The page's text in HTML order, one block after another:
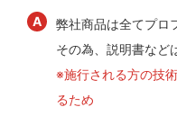
弊社商品は全てプロ
その為、説明書など
※施行される方の技
るため